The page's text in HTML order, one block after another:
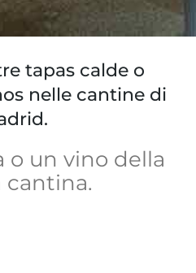
tapas calde o
nelle cantine di
o un vino della
cantina.